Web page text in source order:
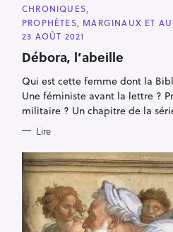
C
A
T
E
O
R
E
S
CHRONIQUES
PROPHÈTES, MARGINAUX ET
23 AOÛT 2021
Débora, l’abeille
Qui est cette femme dont la
Une féministe avant la lettre ?
militaire ? Un chapitre de la
Lire